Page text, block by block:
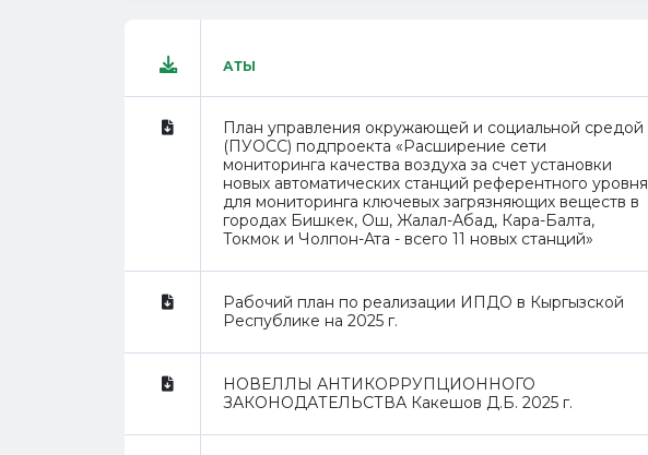
АТЫ
План управления окружающей и социальной средой
(ПУОСС) подпроекта «Расширение сети
мониторинга качества воздуха за счет установки
новых автоматических станций референтного уровня
для мониторинга ключевых загрязняющих веществ в
городах Бишкек, Ош, Жалал-Абад, Кара-Балта,
Токмок и Чолпон-Ата - всего 11 новых станций»
Рабочий план по реализации ИПДО в Кыргызской
Республике на 2025 г.
НОВЕЛЛЫ АНТИКОРРУПЦИОННОГО
ЗАКОНОДАТЕЛЬСТВА Какешов Д.Б. 2025 г.